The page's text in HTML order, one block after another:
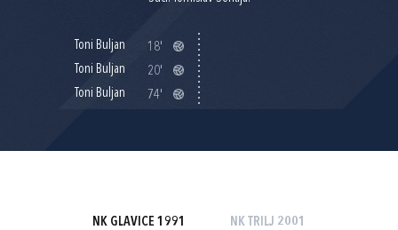
Toni Buljan
18'
Toni Buljan
20'
Toni Buljan
74'
NK GLAVICE 1991 NK TRILJ 2001